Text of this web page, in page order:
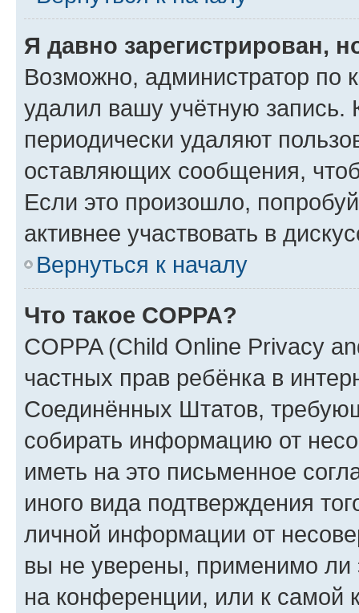
Я давно зарегистрирован,
Возможно, администратор по
удалил вашу учётную запись.
периодически удаляют
оставляющих сообщения,
Если это произошло,
активнее участвовать в
Вернуться к началу
Что такое COPPA?
COPPA (Child Online Privacy
частных прав ребёнка в
Соединённых Штатов,
собирать информацию от
иметь на это письменное
иного вида подтверждения
личной информации от
вы не уверены, применимо ли
на конференции, или к самой